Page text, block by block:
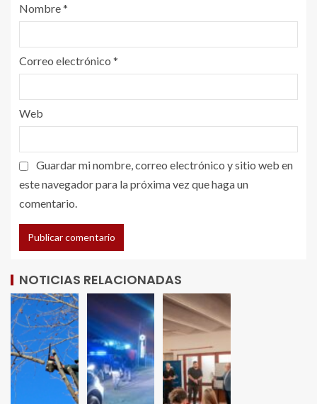
Nombre*
Correo electrónico *
Web
Guardar mi nombre, correo electrónico y sitio web en
este navegador para la próxima vez que haga un
comentario.
NOTICIAS RELACIONADAS